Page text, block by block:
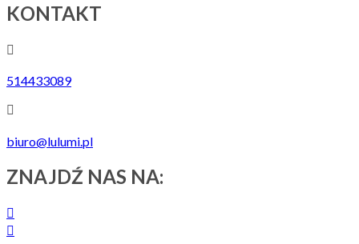
KONTAKT
514433089
biuro@lulumi.pl
ZNAJDŹ NAS NA: